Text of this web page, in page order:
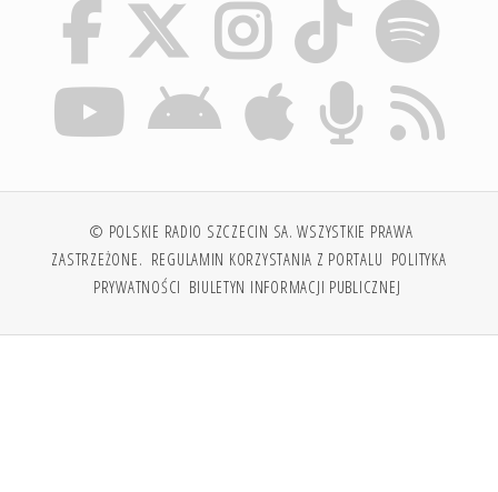
© POLSKIE RADIO SZCZECIN SA. WSZYSTKIE PRAWA
ZASTRZEŻONE. REGULAMIN KORZYSTANIA Z PORTALU POLITYKA
PRYWATNOŚCI BIULETYN INFORMACJI PUBLICZNEJ